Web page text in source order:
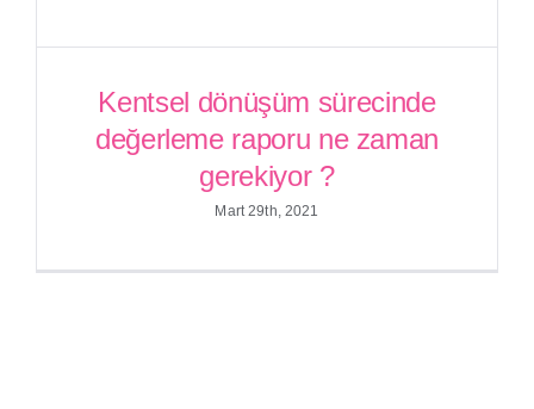
Kentsel dönüşüm sürecinde
değerleme raporu ne zaman
gerekiyor ?
Kentsel dönüşüm sürecinde
değerleme raporu ne zaman
gerekiyor ?
Mart 29th, 2021